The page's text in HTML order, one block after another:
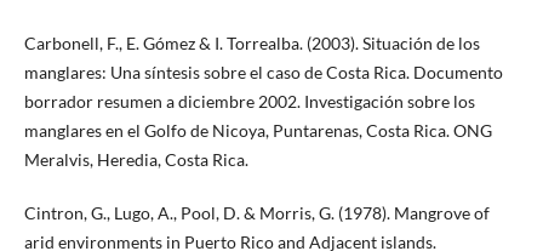
Carbonell, F., E. Gómez & I. Torrealba. (2003). Situación de los
manglares: Una síntesis sobre el caso de Costa Rica. Documento
borrador resumen a diciembre 2002. Investigación sobre los
manglares en el Golfo de Nicoya, Puntarenas, Costa Rica. ONG
Meralvis, Heredia, Costa Rica.
Cintron, G., Lugo, A., Pool, D. & Morris, G. (1978). Mangrove of
arid environments in Puerto Rico and Adjacent islands.